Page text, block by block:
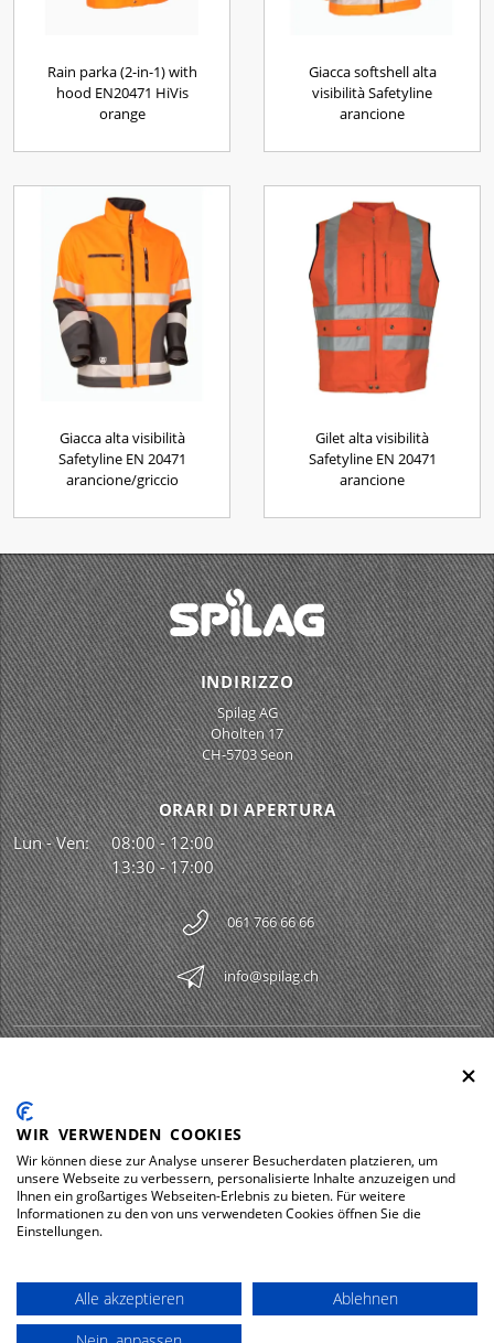
Rain parka (2-in-1) with
hood EN20471 HiVis
orange
Giacca softshell alta
visibilità Safetyline
arancione
Giacca alta visibilità
Safetyline EN 20471
arancione/griccio
Gilet alta visibilità
Safetyline EN 20471
arancione
INDIRIZZO
Spilag AG
Oholten 17
CH-5703 Seon
ORARI DI APERTURA
Lun - Ven:
08:00 - 12:00
13:30 - 17:00
061 766 66 66
info@spilag.ch
LEGAL
DOWNLOADS
© 2026 Spilag AG
WIR VERWENDEN COOKIES
Wir können diese zur Analyse unserer Besucherdaten platzieren, um
unsere Webseite zu verbessern, personalisierte Inhalte anzuzeigen und
Ihnen ein großartiges Webseiten-Erlebnis zu bieten. Für weitere
Informationen zu den von uns verwendeten Cookies öffnen Sie die
Einstellungen.
Alle akzeptieren
Ablehnen